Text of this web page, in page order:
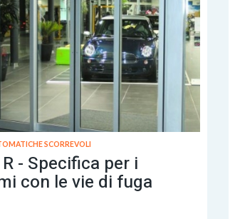
SCORREVOLI
- Specifica per i
con le vie di fuga